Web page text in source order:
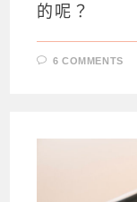
的呢？
6 COMMENTS